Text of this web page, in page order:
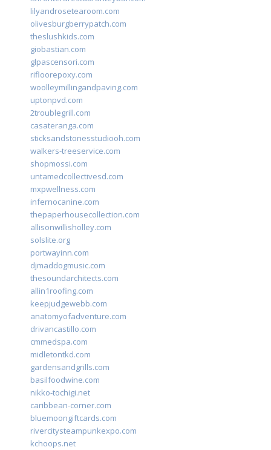
lilyandrosetearoom.com
olivesburgberrypatch.com
theslushkids.com
giobastian.com
glpascensori.com
rifloorepoxy.com
woolleymillingandpaving.com
uptonpvd.com
2troublegrill.com
casateranga.com
sticksandstonesstudiooh.com
walkers-treeservice.com
shopmossi.com
untamedcollectivesd.com
mxpwellness.com
infernocanine.com
thepaperhousecollection.com
allisonwillisholley.com
solslite.org
portwayinn.com
djmaddogmusic.com
thesoundarchitects.com
allin1roofing.com
keepjudgewebb.com
anatomyofadventure.com
drivancastillo.com
cmmedspa.com
midletontkd.com
gardensandgrills.com
basilfoodwine.com
nikko-tochigi.net
caribbean-corner.com
bluemoongiftcards.com
rivercitysteampunkexpo.com
kchoops.net